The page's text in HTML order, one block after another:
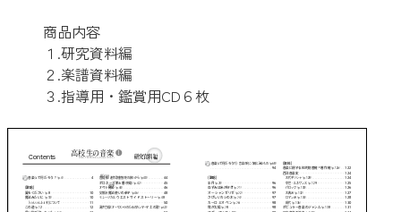
商品内容
１.研究資料編
２.楽譜資料編
３.指導用・鑑賞用CD６枚